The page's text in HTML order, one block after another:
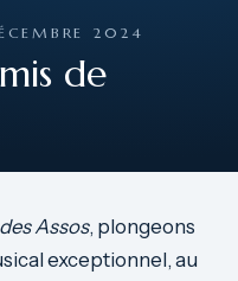
2024
de
Assos, plongeons
exceptionnel, au